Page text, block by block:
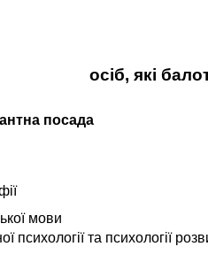
осіб, які
посада
мови
та психології